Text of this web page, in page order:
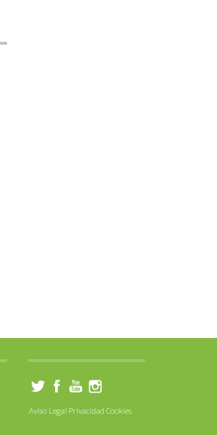
Aviso Legal Privacidad Cookies